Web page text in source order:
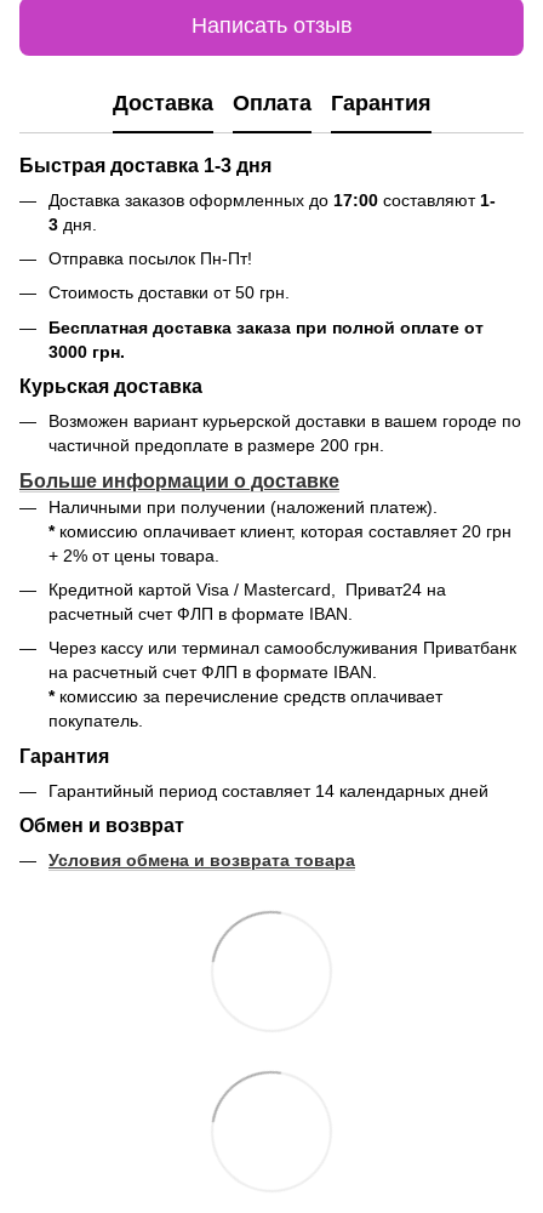
Написать отзыв
Доставка Оплата Гарантия
Быстрая доставка 1-3 дня
Доставка заказов оформленных до 17:00 составляют1-
3 дня.
Отправка посылок Пн-Пт!
Стоимость доставки от 50 грн.
Бесплатная доставка заказа при полной оплате от
3000 грн.
Курьская доставка
Возможен вариант курьерской доставки в вашем городе по
частичной предоплате в размере 200 грн.
Больше информации о доставке
Наличными при получении (наложений платеж).
* комиссию оплачивает клиент, которая составляет 20 грн
+ 2% от цены товара.
Кредитной картой Visa / Mastercard, Приват24 на
расчетный счет ФЛП в формате IBAN.
Через кассу или терминал самообслуживания Приватбанк
на расчетный счет ФЛП в формате IBAN.
* комиссию за перечисление средств оплачивает
покупатель.
Гарантия
Гарантийный период составляет 14 календарных дней
Обмен и возврат
Условия обмена и возврата товара